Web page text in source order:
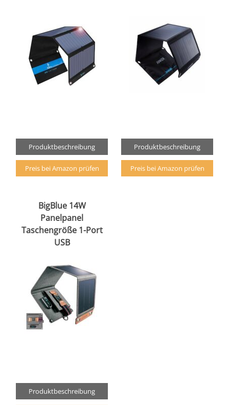
Produktbeschreibung
Preis bei Amazon prüfen
Produktbeschreibung
Preis bei Amazon prüfen
BigBlue 14W
Panelpanel
Taschengröße 1-Port
USB
Produktbeschreibung